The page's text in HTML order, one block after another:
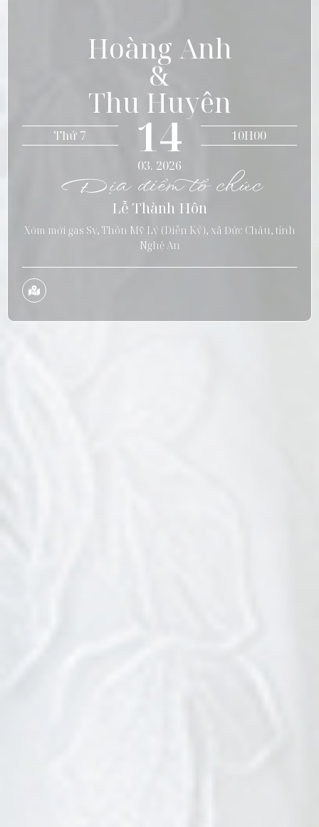
Hoàng Anh
&
Thu Huyên
Thứ 7 14
10H00
03. 2026
Địa điểm tổ chức
Lễ Thành Hôn
Xóm mới gas Sy, Thôn Mỹ Lý (Diễn Kỷ), xã Đức Châu, tỉnh
Nghệ An